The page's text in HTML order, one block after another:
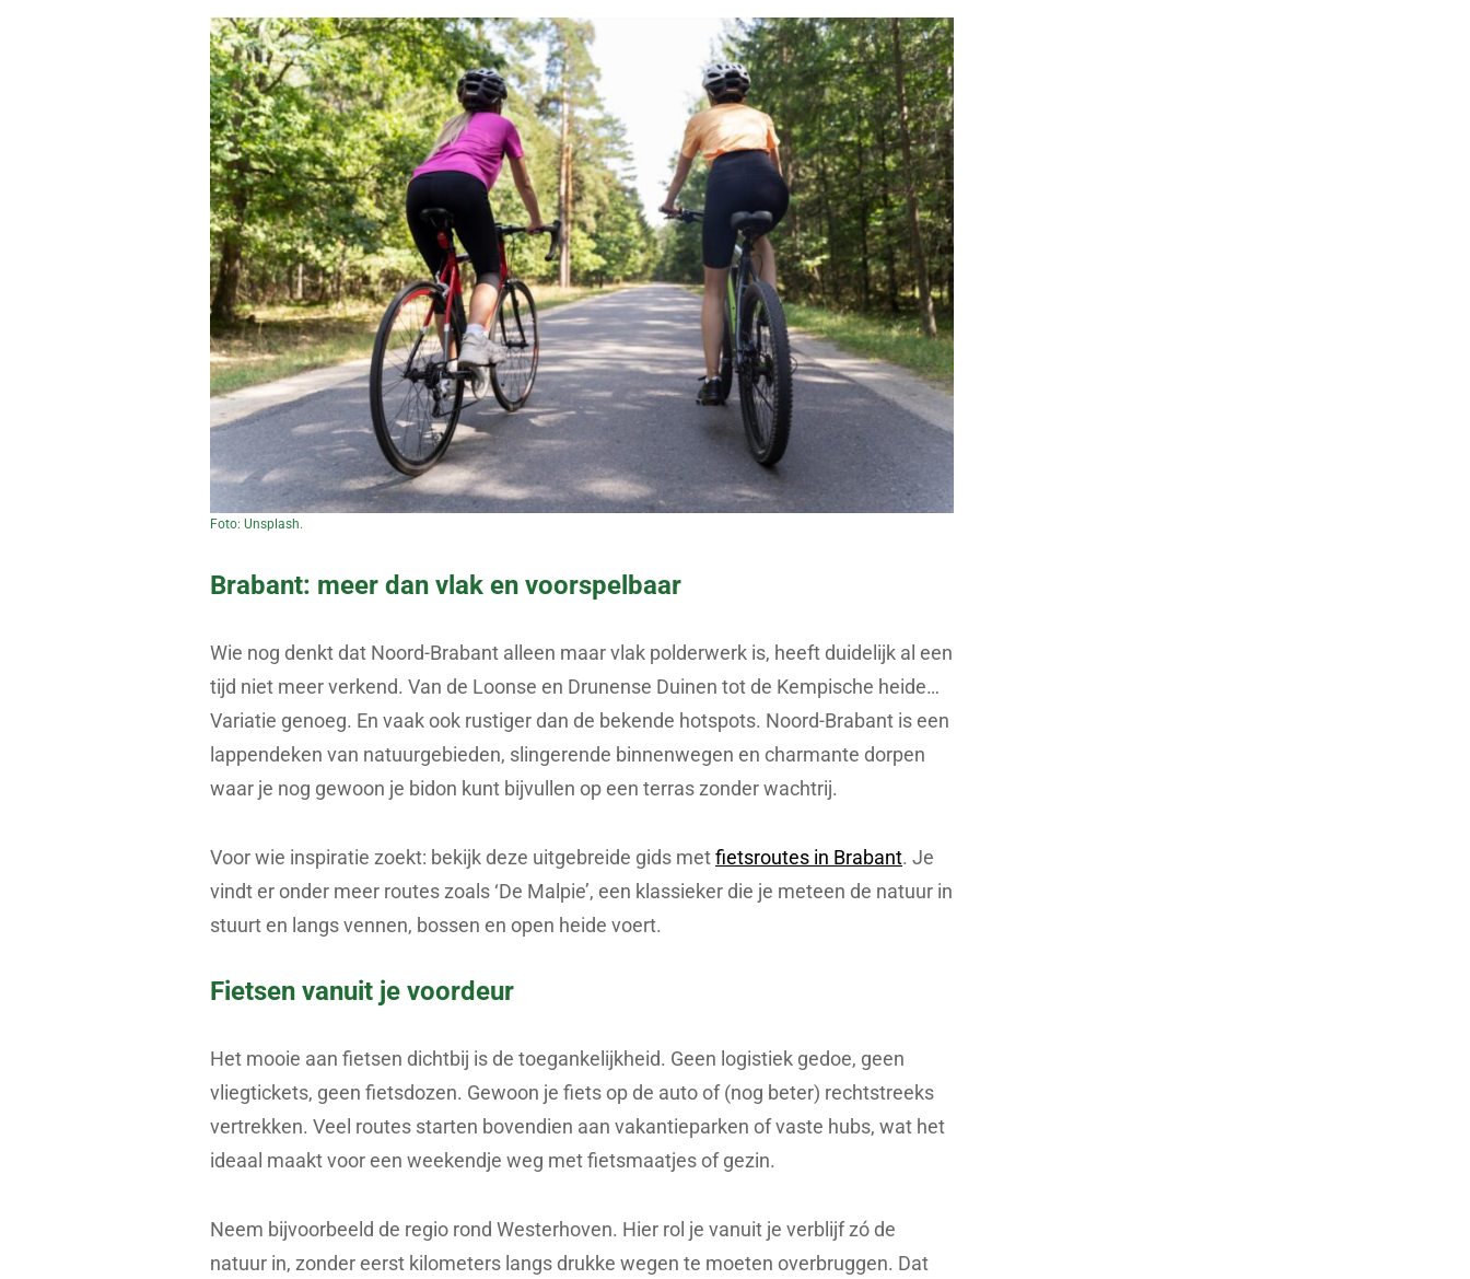
Foto: Unsplash.
Brabant: meer dan vlak en voorspelbaar
Wie nog denkt dat Noord-Brabant alleen maar vlak polderwerk is, heeft duidelijk al een
tijd niet meer verkend. Van de Loonse en Drunense Duinen tot de Kempische heide…
Variatie genoeg. En vaak ook rustiger dan de bekende hotspots. Noord-Brabant is een
lappendeken van natuurgebieden, slingerende binnenwegen en charmante dorpen
waar je nog gewoon je bidon kunt bijvullen op een terras zonder wachtrij.
Voor wie inspiratie zoekt: bekijk deze uitgebreide gids metfietsroutes in Brabant. Je
vindt er onder meer routes zoals ‘De Malpie’, een klassieker die je meteen de natuur in
stuurt en langs vennen, bossen en open heide voert.
Fietsen vanuit je voordeur
Het mooie aan fietsen dichtbij is de toegankelijkheid. Geen logistiek gedoe, geen
vliegtickets, geen fietsdozen. Gewoon je fiets op de auto of (nog beter) rechtstreeks
vertrekken. Veel routes starten bovendien aan vakantieparken of vaste hubs, wat het
ideaal maakt voor een weekendje weg met fietsmaatjes of gezin.
Neem bijvoorbeeld de regio rond Westerhoven. Hier rol je vanuit je verblijf zó de
natuur in, zonder eerst kilometers langs drukke wegen te moeten overbruggen. Dat